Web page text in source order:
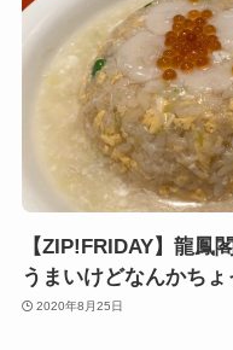
【ZIP!FRIDAY】龍鳳
うまいけどなんかちょ
2020年8月25日